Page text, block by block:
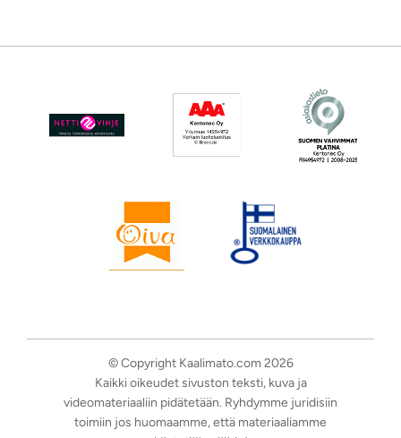
© Copyright Kaalimato.com 2026
Kaikki oikeudet sivuston teksti, kuva ja
videomateriaaliin pidätetään. Ryhdymme juridisiin
toimiin jos huomaamme, että materiaaliamme